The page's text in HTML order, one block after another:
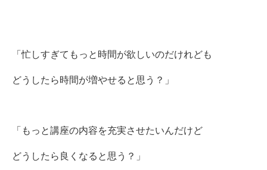
「忙しすぎてもっと時間が欲しいのだけれども
どうしたら時間が増やせると思う？」
「もっと講座の内容を充実させたいんだけど
どうしたら良くなると思う？」